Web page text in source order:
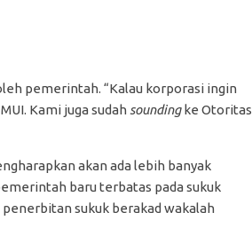
pemerintah. “Kalau korporasi ingin
Kami juga sudah soundingke Otoritas
akan ada lebih banyak
baru terbatas pada sukuk
sukuk berakad wakalah